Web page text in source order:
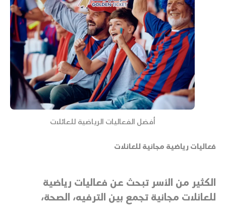
أفضل الفعاليات الرياضية للعائلات
فعاليات رياضية مجانية للعائلات
الكثير من الأسر تبحث عن فعاليات رياضية
للعائلات مجانية تجمع بين الترفيه، الصحة،